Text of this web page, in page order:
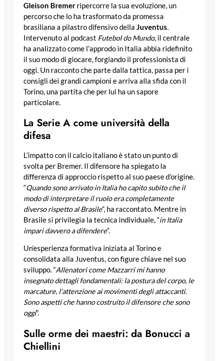
Gleison Bremer ripercorre la sua evoluzione, un
percorso che lo ha trasformato da promessa
brasiliana a pilastro difensivo della Juventus.
Intervenuto al podcast Futebol do Mundo, il centrale
ha analizzato come l’approdo in Italia abbia ridefinito
il suo modo di giocare, forgiando il professionista di
oggi. Un racconto che parte dalla tattica, passa per i
consigli dei grandi campioni e arriva alla sfida con il
Torino, una partita che per lui ha un sapore
particolare.
La Serie A come università della
difesa
L’impatto con il calcio italiano è stato un punto di
svolta per Bremer. Il difensore ha spiegato la
differenza di approccio rispetto al suo paese d’origine.
“Quando sono arrivato in Italia ho capito subito che il
modo di interpretare il ruolo era completamente
diverso rispetto al Brasile“, ha raccontato. Mentre in
Brasile si privilegia la tecnica individuale, “in Italia
impari davvero a difendere“.
Un’esperienza formativa iniziata al Torino e
consolidata alla Juventus, con figure chiave nel suo
sviluppo. “Allenatori come Mazzarri mi hanno
insegnato dettagli fondamentali: la postura del corpo, le
marcature, l’attenzione ai movimenti degli attaccanti.
Sono aspetti che hanno costruito il difensore che sono
oggi“.
Sulle orme dei maestri: da Bonucci a
Chiellini